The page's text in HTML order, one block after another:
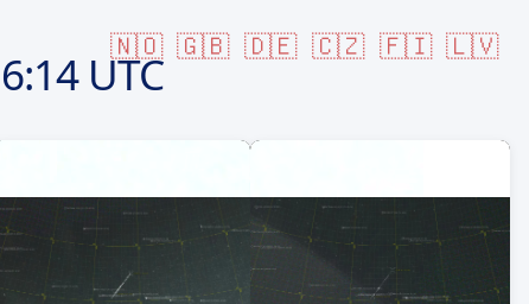
🇳🇴 🇬🇧 🇩🇪 🇨🇿 🇫🇮 🇱🇻
UTC